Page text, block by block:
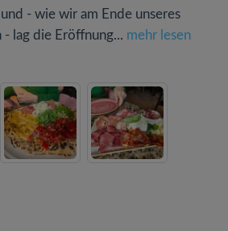
- wie wir am Ende unseres
lag die Eröffnung... mehr lesen